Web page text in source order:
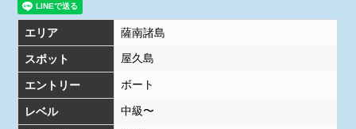
エリア 薩南諸島
スポット 屋久島
エントリー ボート
レベル 中級〜